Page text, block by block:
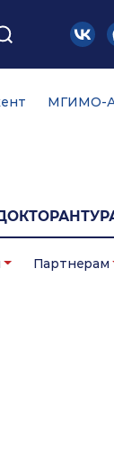
МГИМО-
Партнерам